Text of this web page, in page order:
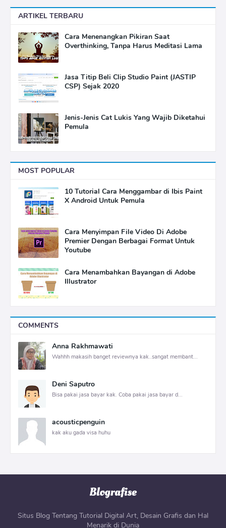
ARTIKEL TERBARU
Cara Menenangkan Pikiran Saat
Overthinking, Tanpa Harus Meditasi Lama
Jasa Titip Beli Clip Studio Paint (JASTIP
CSP) Sejak 2020
Jenis-Jenis Cat Lukis Yang Wajib Diketahui
Pemula
MOST POPULAR
10 Tutorial Cara Menggambar di Ibis Paint
X Android Untuk Pemula
Cara Menyimpan File Video Di Adobe
Premier Dengan Berbagai Format Untuk
Youtube
Cara Menambahkan Bayangan di Adobe
Illustrator
COMMENTS
Anna Rakhmawati
Wahhh makasih banget reviewnya kak..sangat membant...
Deni Saputro
Bisa pakai jasa bayar kak. Coba pakai jasa bayar d...
acousticpenguin
kak aku gada visa huhu
Situs Blog Tentang Tutorial Digital Art, Desain Grafis dan Hal
Menarik di Dunia